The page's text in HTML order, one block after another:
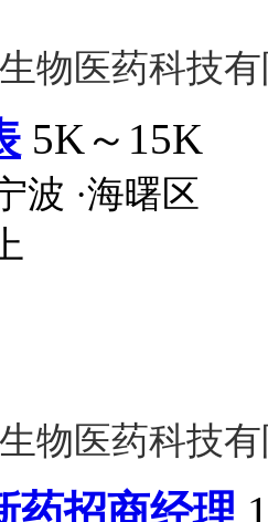
物医药科技
5K～15K
波 ·海曙区
物医药科技
药招商经理